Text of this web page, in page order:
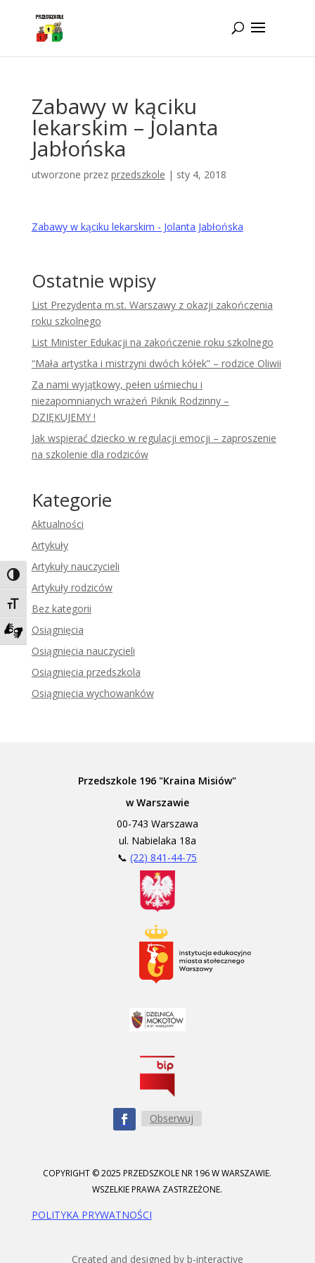
Toggle High Contrast
Toggle Font size
Zadzwoń do tłumacza języka migowego
Zabawy w kąciku
lekarskim – Jolanta
Jabłońska
utworzone przez przedszkole | sty 4, 2018
Zabawy w kąciku lekarskim - Jolanta Jabłońska
Ostatnie wpisy
List Prezydenta m.st. Warszawy z okazji zakończenia
roku szkolnego
List Minister Edukacji na zakończenie roku szkolnego
“Mała artystka i mistrzyni dwóch kółek” – rodzice Oliwii
Za nami wyjątkowy, pełen uśmiechu i
niezapomnianych wrażeń Piknik Rodzinny –
DZIĘKUJEMY !
Jak wspierać dziecko w regulacji emocji – zaproszenie
na szkolenie dla rodziców
Kategorie
Aktualności
Artykuły
Artykuły nauczycieli
Artykuły rodziców
Bez kategorii
Osiągnięcia
Osiągnięcia nauczycieli
Osiągnięcia przedszkola
Osiągnięcia wychowanków
Przedszkole 196 "Kraina Misiów"
w Warszawie
00-743 Warszawa
ul. Nabielaka 18a
📞(22) 841-44-75
Obserwuj
COPYRIGHT © 2025 PRZEDSZKOLE NR 196 W WARSZAWIE.
WSZELKIE PRAWA ZASTRZEŻONE.
POLITYKA PRYWATNOŚCI
Created and designed by b-interactive